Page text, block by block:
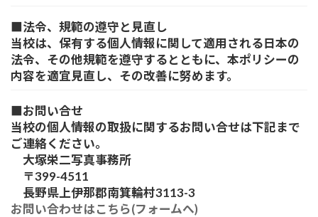
■法令、規範の遵守と見直し
当校は、保有する個人情報に関して適用される日本の
法令、その他規範を遵守するとともに、本ポリシーの
内容を適宜見直し、その改善に努めます。
■お問い合せ
当校の個人情報の取扱に関するお問い合せは下記まで
ご連絡ください。
大塚栄二写真事務所
〒399-4511
長野県上伊那郡南箕輪村3113-3
お問い合わせはこちら(フォームへ)